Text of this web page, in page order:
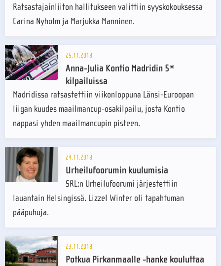
Ratsastajainliiton hallitukseen valittiin syyskokouksessa
Carina Nyholm ja Marjukka Manninen.
25.11.2018
Anna-Julia Kontio Madridin 5*
kilpailuissa
Madridissa ratsastettiin viikonloppuna Länsi-Euroopan
liigan kuudes maailmancup-osakilpailu, josta Kontio
nappasi yhden maailmancupin pisteen.
24.11.2018
Urheilufoorumin kuulumisia
SRL:n Urheilufoorumi järjestettiin
lauantain Helsingissä. Lizzel Winter oli tapahtuman
pääpuhuja.
23.11.2018
Potkua Pirkanmaalle -hanke kouluttaa